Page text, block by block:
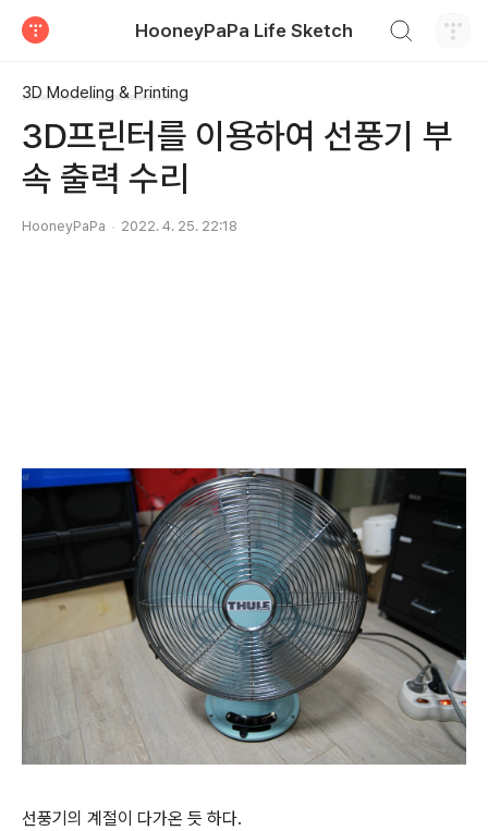
HooneyPaPa Life Sketch
3D Modeling & Printing
3D프린터를 이용하여 선풍기 부
속 출력 수리
HooneyPaPa 2022. 4. 25. 22:18
선풍기의 계절이 다가온 듯 하다.